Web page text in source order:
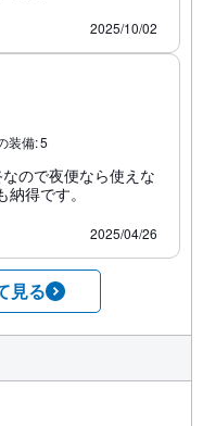
2025/10/02
装備:5
ので夜便なら使えな
得です。
2025/04/26
見る